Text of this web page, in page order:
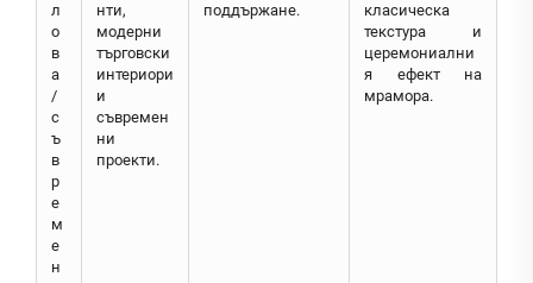
л
о
в
а
/
с
ъ
в
р
е
м
е
н
нти,
модерни
търговски
интериори
и
съвремен
ни
проекти.
поддържане.
класическа
текстура и
церемониални
я ефект на
мрамора.